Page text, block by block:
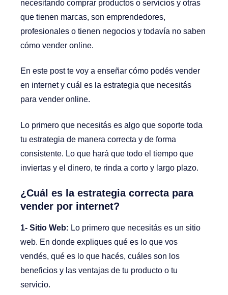
necesitando comprar productos o servicios y otras
que tienen marcas, son emprendedores,
profesionales o tienen negocios y todavía no saben
cómo vender online.
En este post te voy a enseñar cómo podés vender
en internet y cuál es la estrategia que necesitás
para vender online.
Lo primero que necesitás es algo que soporte toda
tu estrategia de manera correcta y de forma
consistente. Lo que hará que todo el tiempo que
inviertas y el dinero, te rinda a corto y largo plazo.
¿Cuál es la estrategia correcta para
vender por internet?
1- Sitio Web: Lo primero que necesitás es un sitio
web. En donde expliques qué es lo que vos
vendés, qué es lo que hacés, cuáles son los
beneficios y las ventajas de tu producto o tu
servicio.